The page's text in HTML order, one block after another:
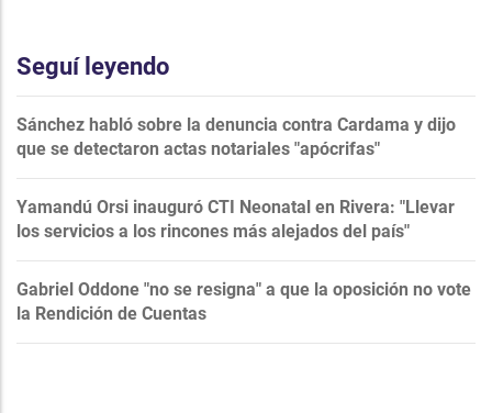
Seguí leyendo
Sánchez habló sobre la denuncia contra Cardama y dijo
que se detectaron actas notariales "apócrifas"
Yamandú Orsi inauguró CTI Neonatal en Rivera: "Llevar
los servicios a los rincones más alejados del país"
Gabriel Oddone "no se resigna" a que la oposición no vote
la Rendición de Cuentas